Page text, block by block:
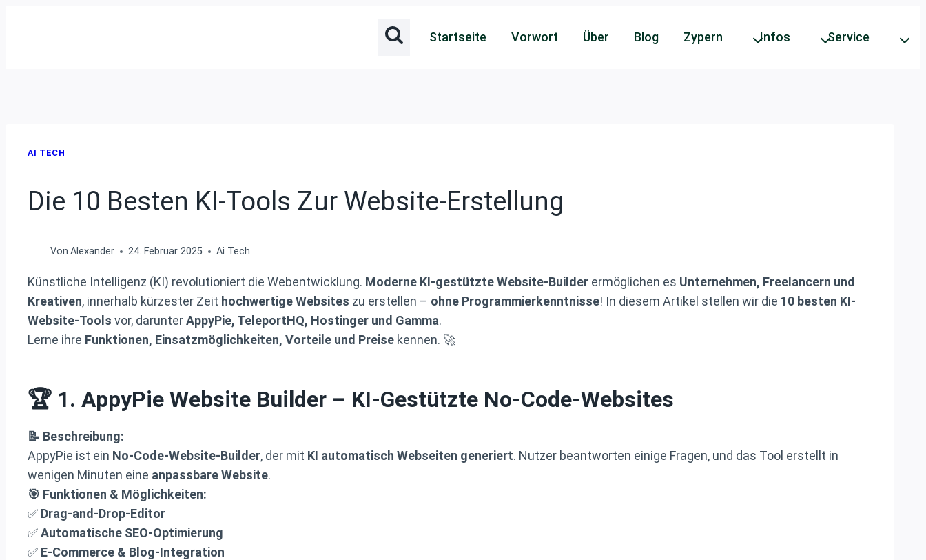
Startseite Vorwort Über Blog Zypern Infos Service
AI TECH
Die 10 Besten KI-Tools Zur Website-Erstellung
Von Alexander 24. Februar 2025 Ai Tech
Künstliche Intelligenz (KI) revolutioniert die Webentwicklung. Moderne KI-gestützte Website-Builder ermöglichen es Unternehmen, Freelancern und
Kreativen, innerhalb kürzester Zeit hochwertige Websites zu erstellen – ohne Programmierkenntnisse! In diesem Artikel stellen wir die 10 besten KI-
Website-Tools vor, darunterAppyPie, TeleportHQ, Hostinger und Gamma.
Lerne ihre Funktionen, Einsatzmöglichkeiten, Vorteile und Preise kennen. 🚀
🏆 1. AppyPie Website Builder – KI-Gestützte No-Code-Websites
📝 Beschreibung:
AppyPie ist ein No-Code-Website-Builder, der mit KI automatisch Webseiten generiert. Nutzer beantworten einige Fragen, und das Tool erstellt in
wenigen Minuten eine anpassbare Website.
🎯 Funktionen & Möglichkeiten:
✅ Drag-and-Drop-Editor
✅Automatische SEO-Optimierung
✅ E-Commerce & Blog-Integration